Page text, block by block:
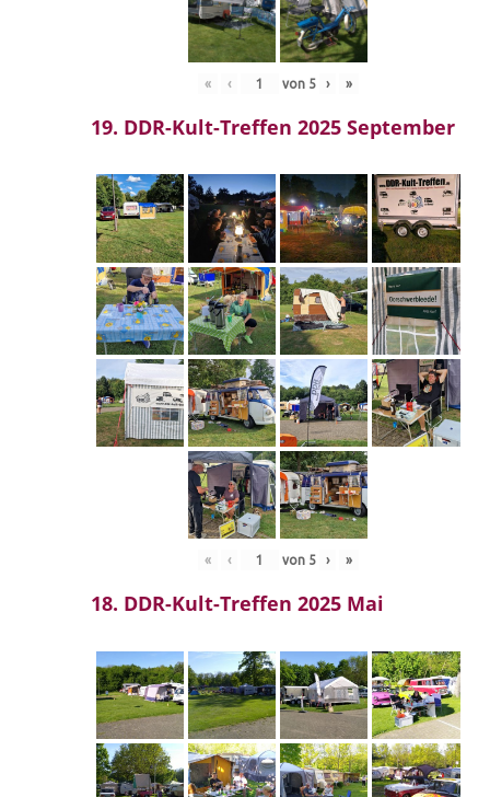
« ‹ von 5 › »
19. DDR-Kult-Treffen 2025 September
« ‹ von 5 › »
18. DDR-Kult-Treffen 2025 Mai